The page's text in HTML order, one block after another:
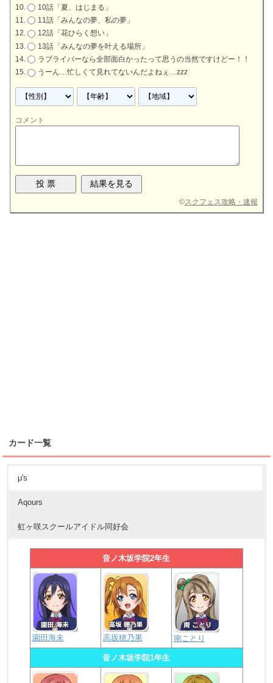
10話「夏、はじまる」
11話「みんなの夢、私の夢」
12話「花ひらく想い」
13話「みんなの夢を叶える場所」
ラブライバーなら全部面白かったって思うの当然ですけどー！！
うーん…忙しくて見れてないんだよねぇ…zzz
コメント
©スクフェス攻略・速報
カード一覧
μ's
Aqours
虹ヶ咲スクールアイドル同好会
音ノ木坂学院2年生
園田海未 高坂穂乃果 南ことり
音ノ木坂学院1年生